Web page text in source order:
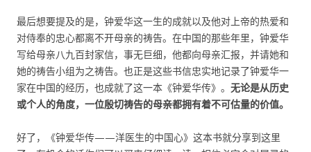
最后想要提及的是，钟爱华这一生的成就以及他对上帝的热爱和
对侍奉的忠心都离不开母亲的祷告。在中国的那些年里，钟爱华
写给母亲八九百封家信，事无巨细，他都向母亲汇报，并请她和
她的祷告小组为之祷告。也正是这些书信忠实地记录了钟爱华一
家在中国的经历，也成就了这一本《钟爱华传》。 无论是从历史
或个人的角度，一位殷切祷告的母亲都拥有着不可估量的价值。
好了，《钟爱华传——洋医生的中国心》这本书就分享到这里